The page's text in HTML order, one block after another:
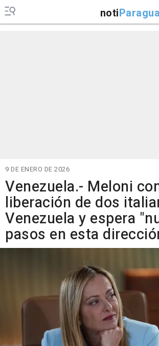
noti
9 DE ENERO DE 2026
Venezuela.- Meloni
liberación de dos
Venezuela y espera
pasos en esta